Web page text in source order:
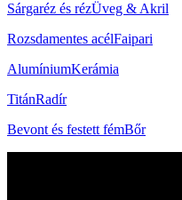
Sárgaréz és rézÜveg & Akril
Rozsdamentes acélFaipari
AlumíniumKerámia
TitánRadír
Bevont és festett fémBőr